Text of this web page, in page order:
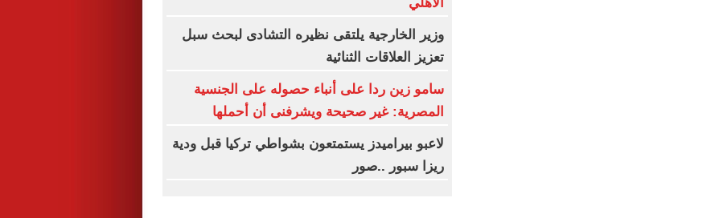
وزير الخارجية يلتقى نظيره التشادى لبحث سبل
تعزيز العلاقات الثنائية
سامو زين ردا على أنباء حصوله على الجنسية
المصرية: غير صحيحة ويشرفنى أن أحملها
لاعبو بيراميدز يستمتعون بشواطي تركيا قبل ودية
ريزا سبور ..صور